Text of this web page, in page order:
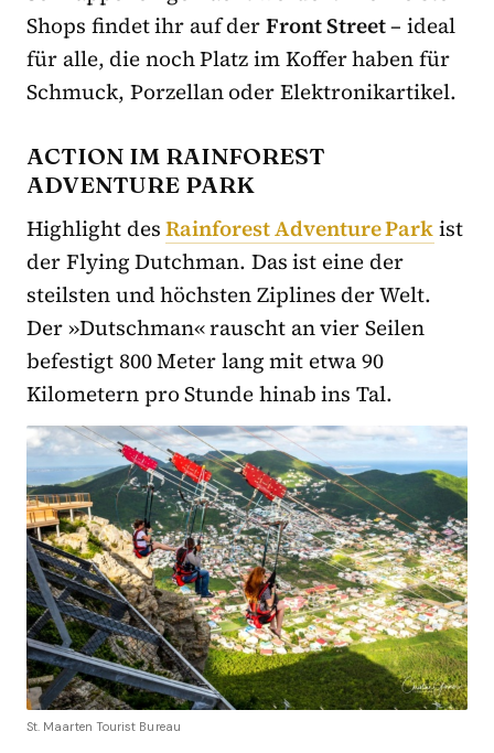
Shops findet ihr auf derFront Street– ideal
für alle, die noch Platz im Koffer haben für
Schmuck, Porzellan oder Elektronikartikel.
ACTION IM RAINFOREST
ADVENTURE PARK
Highlight desRainforest Adventure Parkist
der Flying Dutchman. Das ist eine der
steilsten und höchsten Ziplines der Welt.
Der »Dutschman« rauscht an vier Seilen
befestigt 800 Meter lang mit etwa 90
Kilometern pro Stunde hinab ins Tal.
St. Maarten Tourist Bureau